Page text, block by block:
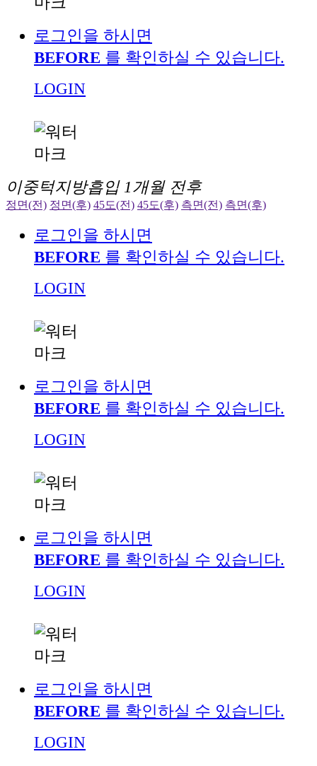
로그인을 하시면
BEFORE 를 확인하실 수 있습니다.
LOGIN
이중턱지방흡입 1개월 전후
정면(전) 정면(후) 45도(전) 45도(후) 측면(전) 측면(후)
로그인을 하시면
BEFORE 를 확인하실 수 있습니다.
LOGIN
로그인을 하시면
BEFORE 를 확인하실 수 있습니다.
LOGIN
로그인을 하시면
BEFORE 를 확인하실 수 있습니다.
LOGIN
로그인을 하시면
BEFORE 를 확인하실 수 있습니다.
LOGIN